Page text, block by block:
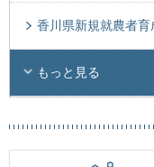
香川県新規就農者
もっと見る